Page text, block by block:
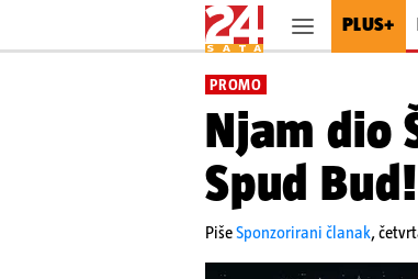
PLUS+
PROMO
Njam dio
Spud Bud!
PišeSponzorirani članak,